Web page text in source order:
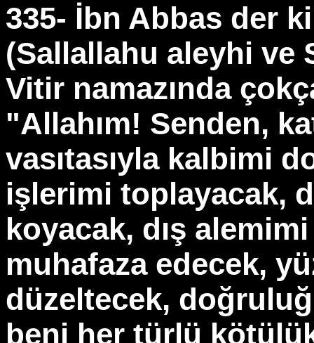
335- İbn Abbas der
(Sallallahu aleyhi ve
Vitir namazında
"Allahım! Senden,
vasıtasıyla kalbimi
işlerimi toplayacak,
koyacak, dış
muhafaza edecek,
düzeltecek,
beni her türlü